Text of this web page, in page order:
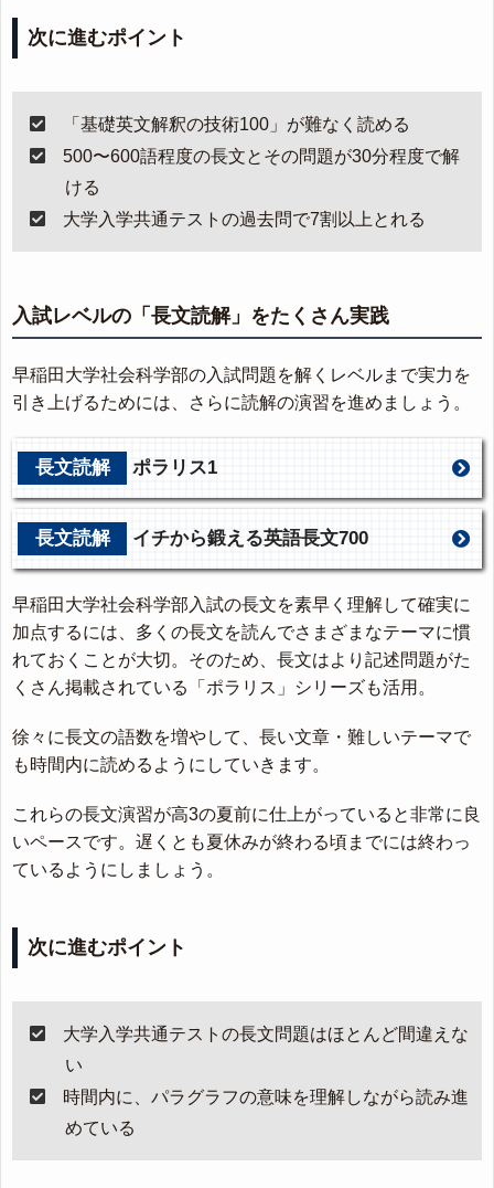
次に進むポイント
「基礎英文解釈の技術100」が難なく読める
500〜600語程度の長文とその問題が30分程度で解
ける
大学入学共通テストの過去問で7割以上とれる
入試レベルの「長文読解」をたくさん実践
早稲田大学社会科学部の入試問題を解くレベルまで実力を
引き上げるためには、さらに読解の演習を進めましょう。
長文読解 ポラリス1
長文読解 イチから鍛える英語長文700
早稲田大学社会科学部入試の長文を素早く理解して確実に
加点するには、多くの長文を読んでさまざまなテーマに慣
れておくことが大切。そのため、長文はより記述問題がた
くさん掲載されている「ポラリス」シリーズも活用。
徐々に長文の語数を増やして、長い文章・難しいテーマで
も時間内に読めるようにしていきます。
これらの長文演習が高3の夏前に仕上がっていると非常に良
いペースです。遅くとも夏休みが終わる頃までには終わっ
ているようにしましょう。
次に進むポイント
大学入学共通テストの長文問題はほとんど間違えな
い
時間内に、パラグラフの意味を理解しながら読み進
めている